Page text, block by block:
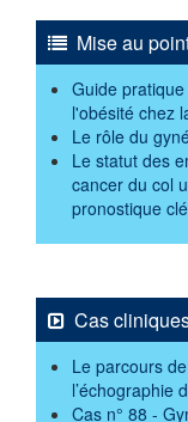
Mise au
Guide
l'obésité chez
Le rôle du
Le statut des
cancer du col
pronostique
Cas
Le parcours
l’échographie
Cas n° 88 -